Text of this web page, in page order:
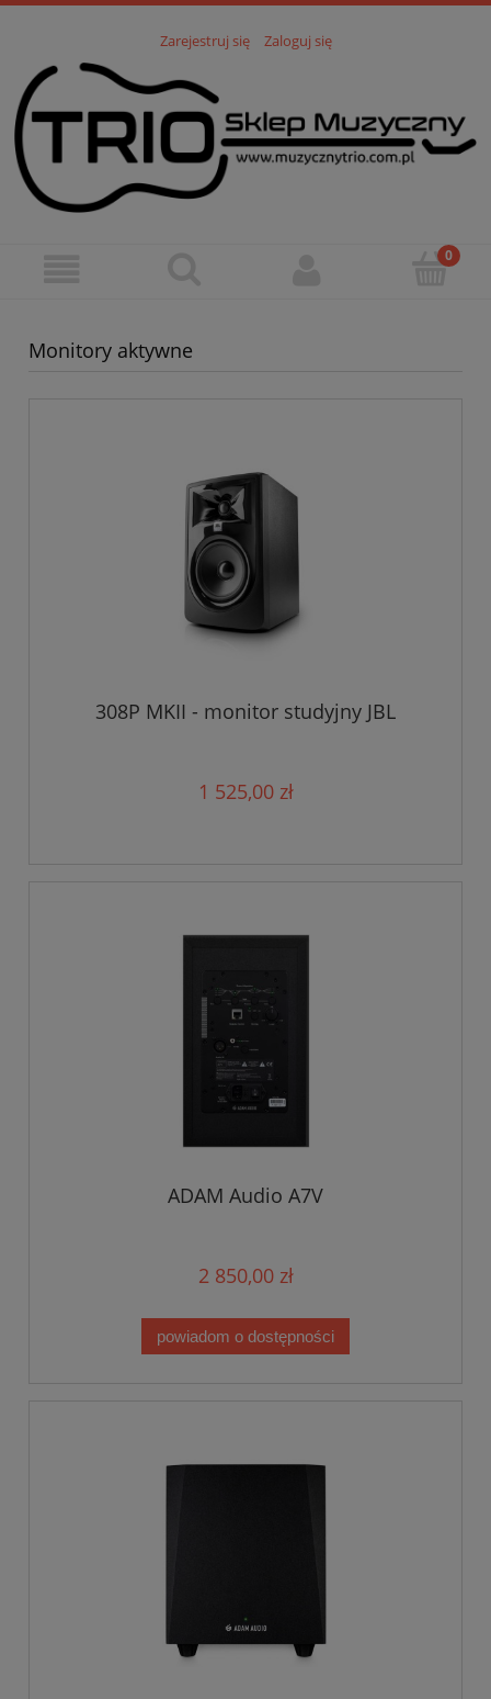
Zarejestruj się Zaloguj się
Monitory aktywne
308P MKII - monitor studyjny JBL
1 525,00 zł
ADAM Audio A7V
2 850,00 zł
powiadom o dostępności